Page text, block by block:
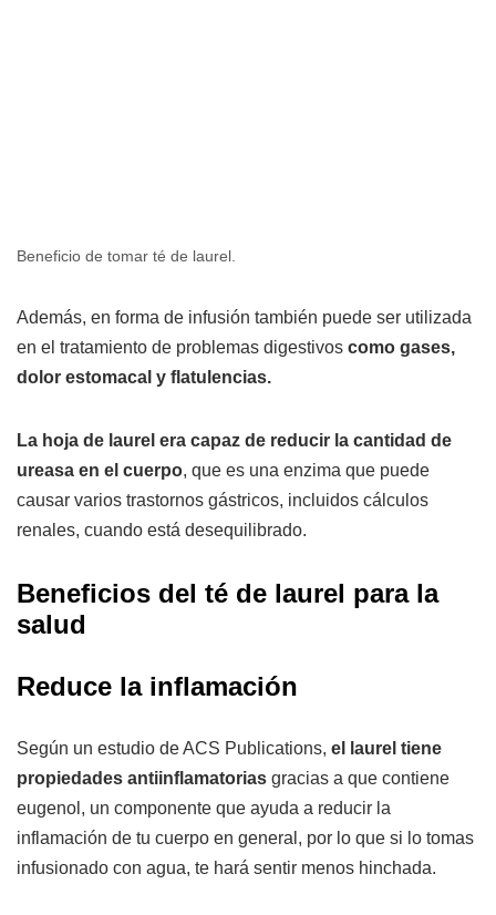
Beneficio de tomar té de laurel.
Además, en forma de infusión también puede ser utilizada
en el tratamiento de problemas digestivos como gases,
dolor estomacal y flatulencias.
La hoja de laurel era capaz de reducir la cantidad de
ureasa en el cuerpo, que es una enzima que puede
causar varios trastornos gástricos, incluidos cálculos
renales, cuando está desequilibrado.
Beneficios del té de laurel para la
salud
Reduce la inflamación
Según un estudio de ACS Publications, el laurel tiene
propiedades antiinflamatorias gracias a que contiene
eugenol, un componente que ayuda a reducir la
inflamación de tu cuerpo en general, por lo que si lo tomas
infusionado con agua, te hará sentir menos hinchada.